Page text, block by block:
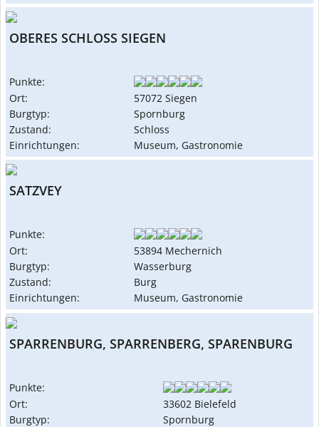
OBERES SCHLOSS SIEGEN
Punkte:
Ort:
57072 Siegen
Burgtyp:
Spornburg
Zustand:
Schloss
Einrichtungen:
Museum, Gastronomie
SATZVEY
Punkte:
Ort:
53894 Mechernich
Burgtyp:
Wasserburg
Zustand:
Burg
Einrichtungen:
Museum, Gastronomie
SPARRENBURG, SPARRENBERG, SPARENBURG
Punkte:
Ort:
33602 Bielefeld
Burgtyp:
Spornburg